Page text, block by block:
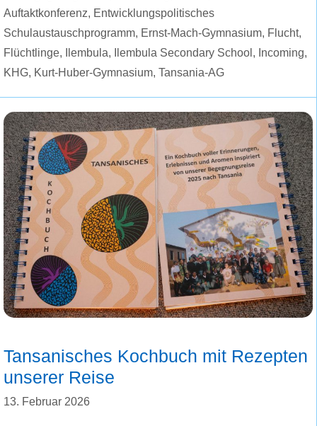
Auftaktkonferenz, Entwicklungspolitisches
Schulaustauschprogramm, Ernst-Mach-Gymnasium, Flucht,
Flüchtlinge, Ilembula, Ilembula Secondary School , Incoming,
KHG, Kurt-Huber-Gymnasium, Tansania-AG
Tansanisches Kochbuch mit Rezepten
unserer Reise
13. Februar 2026